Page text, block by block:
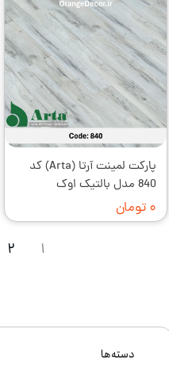
دسته‌ها
پارکت لمینت آرتا (Arta) کد
840 مدل بالتیک اوک
۰ تومان
۱ ۲